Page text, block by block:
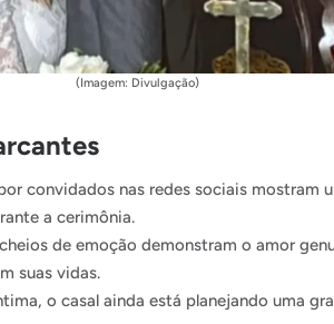
(Imagem: Divulgação)
convidados nas redes sociais mostram
a cerimônia.
de emoção demonstram o amor
suas vidas.
o casal ainda está planejando uma